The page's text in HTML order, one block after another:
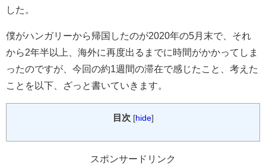
した。
僕がハンガリーから帰国したのが2020年の5月末で、それ
から2年半以上、海外に再度出るまでに時間がかかってしま
ったのですが、今回の約1週間の滞在で感じたこと、考えた
ことを以下、ざっと書いていきます。
目次 [hide]
スポンサードリンク